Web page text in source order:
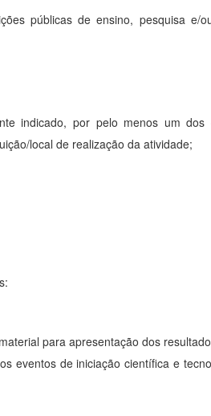
públicas de ensino, pesquisa e/
indicado, por pelo menos um dos
local de realização da atividade;
para apresentação dos
eventos de iniciação científica e